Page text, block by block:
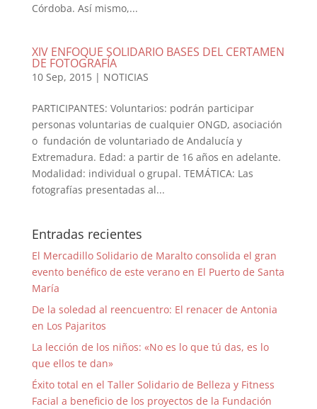
Córdoba. Así mismo,...
XIV ENFOQUE SOLIDARIO BASES DEL CERTAMEN
DE FOTOGRAFÍA
10 Sep, 2015| NOTICIAS
PARTICIPANTES: Voluntarios: podrán participar
personas voluntarias de cualquier ONGD, asociación
o fundación de voluntariado de Andalucía y
Extremadura. Edad: a partir de 16 años en adelante.
Modalidad: individual o grupal. TEMÁTICA: Las
fotografías presentadas al...
Entradas recientes
El Mercadillo Solidario de Maralto consolida el gran
evento benéfico de este verano en El Puerto de Santa
María
De la soledad al reencuentro: El renacer de Antonia
en Los Pajaritos
La lección de los niños: «No es lo que tú das, es lo
que ellos te dan»
Éxito total en el Taller Solidario de Belleza y Fitness
Facial a beneficio de los proyectos de la Fundación